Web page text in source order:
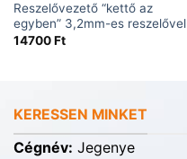
Reszelővezető “kettő az
egyben” 3,2mm-es reszelővel
14700Ft
KERESSEN MINKET
Cégnév: Jegenye